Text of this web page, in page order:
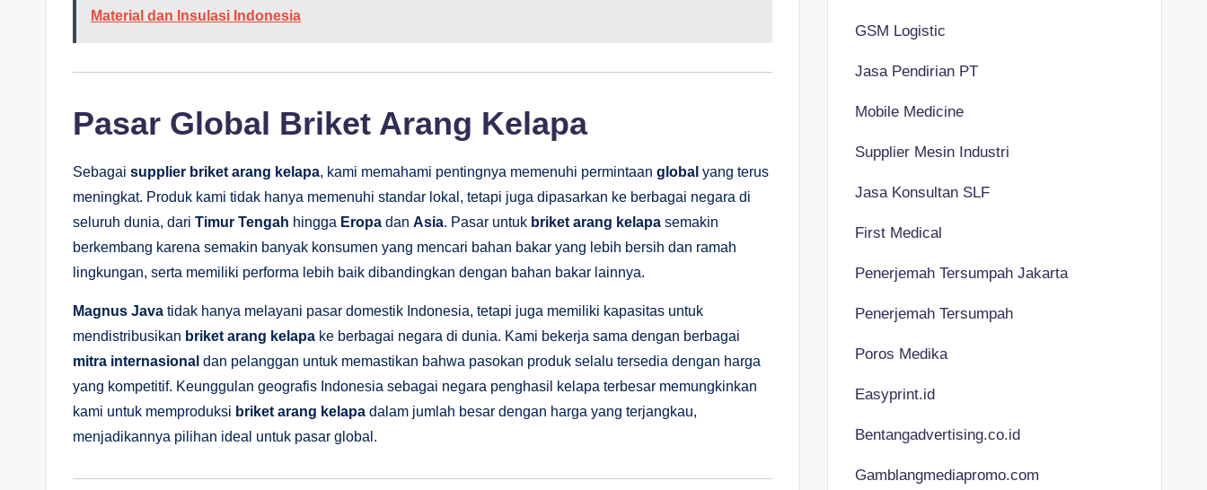
Material dan Insulasi Indonesia
Pasar Global Briket Arang Kelapa
Sebagai supplier briket arang kelapa, kami memahami pentingnya memenuhi permintaan global yang terus
meningkat. Produk kami tidak hanya memenuhi standar lokal, tetapi juga dipasarkan ke berbagai negara di
seluruh dunia, dari Timur Tengah hingga Eropa dan Asia. Pasar untuk briket arang kelapa semakin
berkembang karena semakin banyak konsumen yang mencari bahan bakar yang lebih bersih dan ramah
lingkungan, serta memiliki performa lebih baik dibandingkan dengan bahan bakar lainnya.
Magnus Java tidak hanya melayani pasar domestik Indonesia, tetapi juga memiliki kapasitas untuk
mendistribusikan briket arang kelapa ke berbagai negara di dunia. Kami bekerja sama dengan berbagai
mitra internasional dan pelanggan untuk memastikan bahwa pasokan produk selalu tersedia dengan harga
yang kompetitif. Keunggulan geografis Indonesia sebagai negara penghasil kelapa terbesar memungkinkan
kami untuk memproduksi briket arang kelapa dalam jumlah besar dengan harga yang terjangkau,
menjadikannya pilihan ideal untuk pasar global.
GSM Logistic
Jasa Pendirian PT
Mobile Medicine
Supplier Mesin Industri
Jasa Konsultan SLF
First Medical
Penerjemah Tersumpah Jakarta
Penerjemah Tersumpah
Poros Medika
Easyprint.id
Bentangadvertising.co.id
Gamblangmediapromo.com